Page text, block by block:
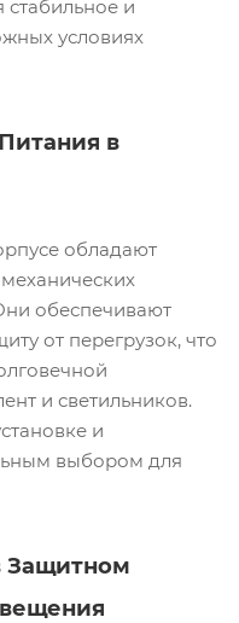
стабильное и
условиях
в
обладают
обеспечивают
от перегрузок, что
и светильников.
и
выбором для
Защитном